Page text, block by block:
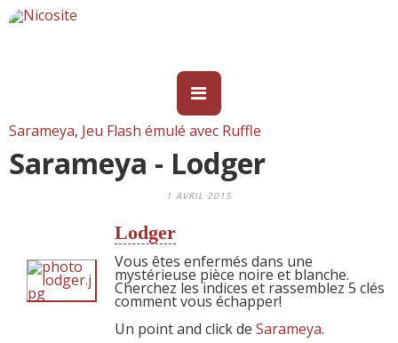
Sarameya, Jeu Flash émulé avec Ruffle
Sarameya - Lodger
1 AVRIL 2015
Lodger
Vous êtes enfermés dans une
mystérieuse pièce noire et blanche.
Cherchez les indices et rassemblez 5 clés
comment vous échapper!
Un point and click de Sarameya.